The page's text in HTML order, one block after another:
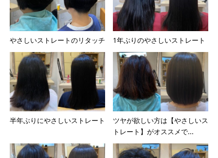
やさしいストレートのリタッチ 1年ぶりのやさしいストレート
半年ぶりにやさしいストレート
ツヤが欲しい方は【やさしいス
トレート】がオススメで...